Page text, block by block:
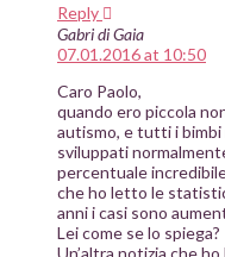
Reply
Gabri di Gaia
07.01.2016 at 10:50
Caro Paolo,
quando ero piccola
autismo, e tutti i
sviluppati
percentuale
che ho letto le
anni i casi sono
Lei come se lo spiega?
Un’altra notizia che